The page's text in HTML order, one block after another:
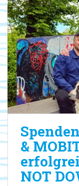
&
NOT